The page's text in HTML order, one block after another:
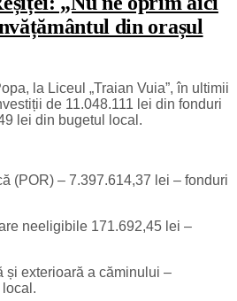
din orașul
la Liceul „Traian Vuia”, în ultimii
de 11.048.111 lei din fonduri
lei din bugetul local.
(POR) – 7.397.614,37 lei – fonduri
neeligibile 171.692,45 lei –
și exterioară a căminului –